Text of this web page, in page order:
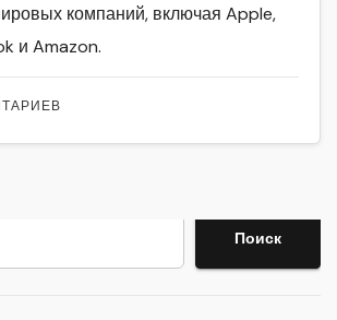
компаний, включая Apple,
и Amazon.
Поиск